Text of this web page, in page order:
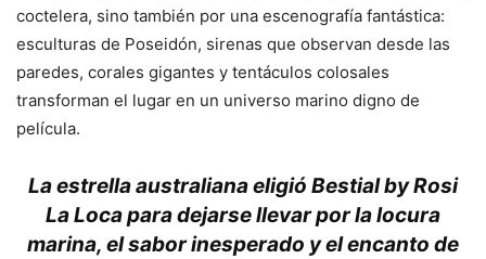
coctelera, sino también por una escenografía fantástica:
esculturas de Poseidón, sirenas que observan desde las
paredes, corales gigantes y tentáculos colosales
transforman el lugar en un universo marino digno de
película.
La estrella australiana eligió Bestial by Rosi
La Loca para dejarse llevar por la locura
marina, el sabor inesperado y el encanto de